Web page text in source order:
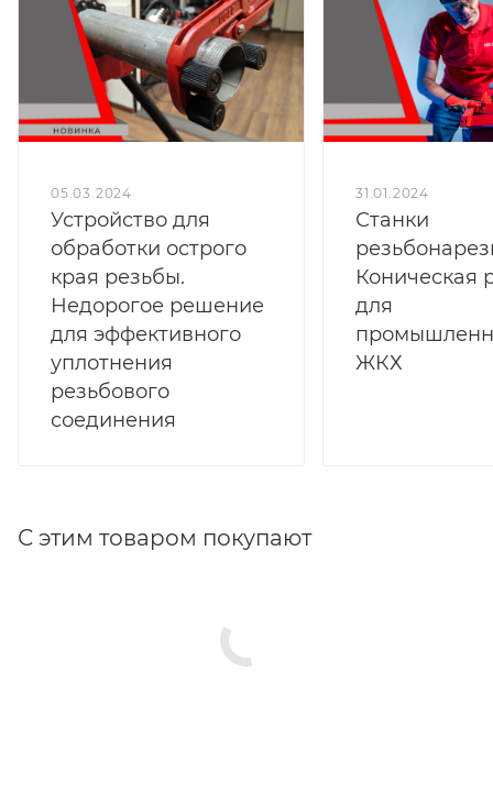
05.03.2024
Устройство для
обработки острого
края резьбы.
Недорогое решение
для эффективного
уплотнения
резьбового
соединения
31.01.2024
Станки
Коническая
для
ЖКХ
С этим товаром покупают